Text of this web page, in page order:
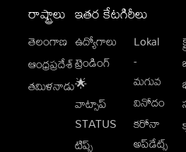
రాష్ట్రాలు
తెలంగాణ
ఆంధ్రప్రదేశ్
తమిళనాడు
ఇతర కేటగిరీలు
ఉద్యోగాలు
ట్రెండింగ్
🌟
వాట్సాప్
STATUS
టిప్స్
Lokal
-
మగువ
వినోదం
కరోనా
అప్‌డేట్స్